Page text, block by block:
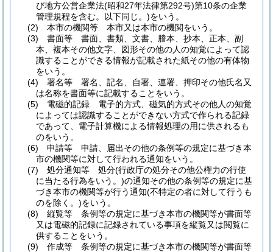
び地方公営企業法(昭和27年法律第292号)第10条の企業
管理規程を含む。以下同じ。)をいう。
(2)
本市の機関等 本市又は本市の機関をいう。
(3)
書面等 書面、書類、文書、謄本、抄本、正本、副
本、複本その他文字、図形その他の人の知覚によって認
識することができる情報が記載された紙その他の有体物
をいう。
(4)
署名等 署名、記名、自署、連署、押印その他氏名又
は名称を書面等に記載することをいう。
(5)
電磁的記録 電子的方式、磁気的方式その他人の知覚
によっては認識することができない方式で作られる記録
であって、電子計算機による情報処理の用に供されるも
のをいう。
(6)
申請等 申請、届出その他の条例等の規定に基づき本
市の機関等に対して行われる通知をいう。
(7)
処分通知等 処分(行政庁の処分その他公権力の行使
に当たる行為をいう。)の通知その他の条例等の規定に基
づき本市の機関等が行う通知(不特定の者に対して行うも
のを除く。)をいう。
(8)
縦覧等 条例等の規定に基づき本市の機関等が書面等
又は電磁的記録に記録されている事項を縦覧又は閲覧に
供することをいう。
(9)
作成等 条例等の規定に基づき本市の機関等が書面等